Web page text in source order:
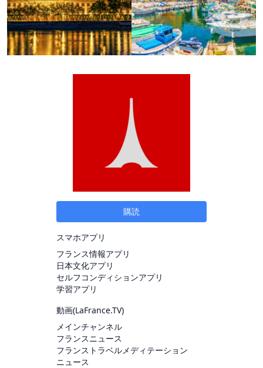
購読
スマホアプリ
フランス情報アプリ
日本文化アプリ
セルフコンディションアプリ
学習アプリ
動画(LaFrance.TV)
メインチャンネル
フランスニュース
フランストラベルメディテーション
ニュース